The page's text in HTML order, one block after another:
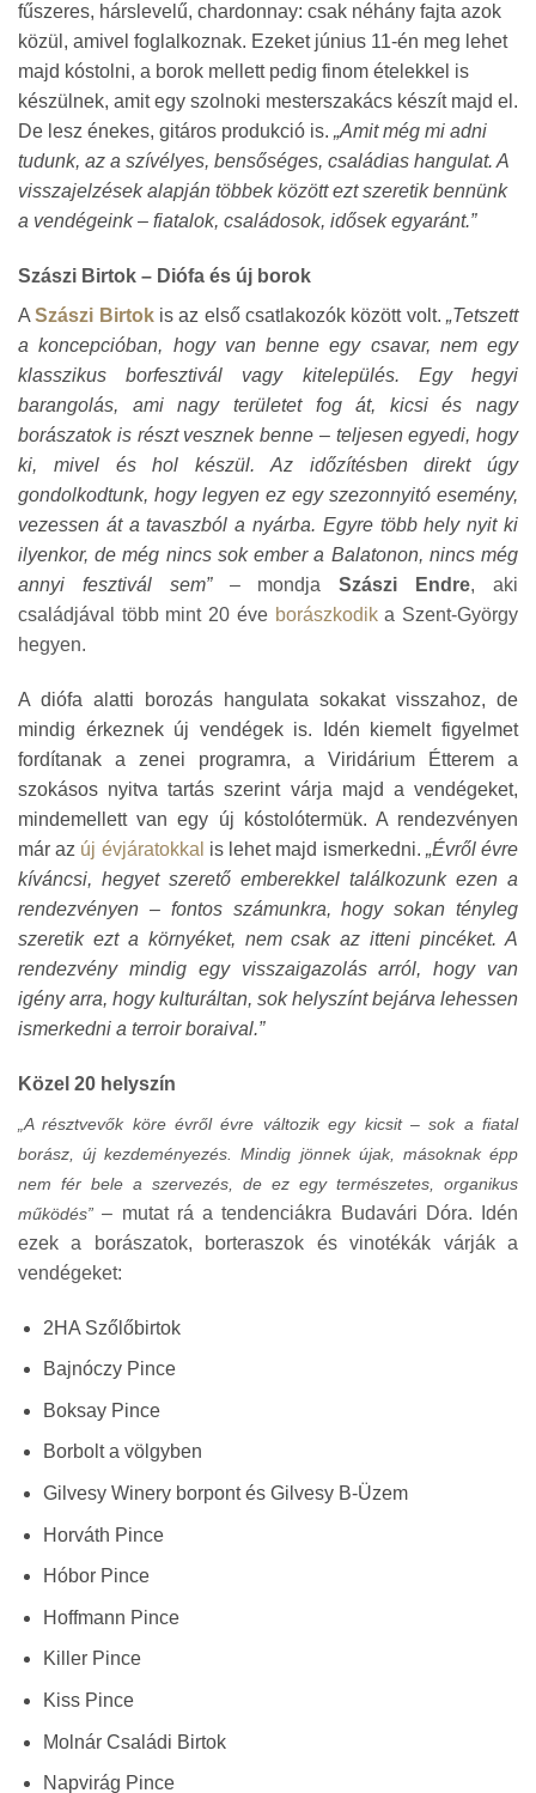
fűszeres, hárslevelű, chardonnay: csak néhány fajta azok
közül, amivel foglalkoznak. Ezeket június 11-én meg lehet
majd kóstolni, a borok mellett pedig finom ételekkel is
készülnek, amit egy szolnoki mesterszakács készít majd el.
De lesz énekes, gitáros produkció is. „Amit még mi adni
tudunk, az a szívélyes, bensőséges, családias hangulat. A
visszajelzések alapján többek között ezt szeretik bennünk
a vendégeink – fiatalok, családosok, idősek egyaránt.”
Szászi Birtok – Diófa és új borok
ASzászi Birtok is az első csatlakozók között volt.„Tetszett
a koncepcióban, hogy van benne egy csavar, nem egy
klasszikus borfesztivál vagy kitelepülés. Egy hegyi
barangolás, ami nagy területet fog át, kicsi és nagy
borászatok is részt vesznek benne – teljesen egyedi, hogy
ki, mivel és hol készül. Az időzítésben direkt úgy
gondolkodtunk, hogy legyen ez egy szezonnyitó esemény,
vezessen át a tavaszból a nyárba. Egyre több hely nyit ki
ilyenkor, de még nincs sok ember a Balatonon, nincs még
annyi fesztivál sem” – mondjaSzászi Endre, aki
családjával több mint 20 éve borászkodika Szent-György
hegyen.
A diófa alatti borozás hangulata sokakat visszahoz, de
mindig érkeznek új vendégek is. Idén kiemelt figyelmet
fordítanak a zenei programra, a Viridárium Étterem a
szokásos nyitva tartás szerint várja majd a vendégeket,
mindemellett van egy új kóstolótermük. A rendezvényen
már az új évjáratokkal is lehet majd ismerkedni. „Évről évre
kíváncsi, hegyet szerető emberekkel találkozunk ezen a
rendezvényen – fontos számunkra, hogy sokan tényleg
szeretik ezt a környéket, nem csak az itteni pincéket. A
rendezvény mindig egy visszaigazolás arról, hogy van
igény arra, hogy kulturáltan, sok helyszínt bejárva lehessen
ismerkedni a terroir boraival.”
Közel 20 helyszín
„A résztvevők köre évről évre változik egy kicsit – sok a fiatal
borász, új kezdeményezés. Mindig jönnek újak, másoknak épp
nem fér bele a szervezés, de ez egy természetes, organikus
működés”– mutat rá a tendenciákra Budavári Dóra. Idén
ezek a borászatok, borteraszok és vinotékák várják a
vendégeket:
2HA Szőlőbirtok
Bajnóczy Pince
Boksay Pince
Borbolt a völgyben
Gilvesy Winery borpont és Gilvesy B-Üzem
Horváth Pince
Hóbor Pince
Hoffmann Pince
Killer Pince
Kiss Pince
Molnár Családi Birtok
Napvirág Pince